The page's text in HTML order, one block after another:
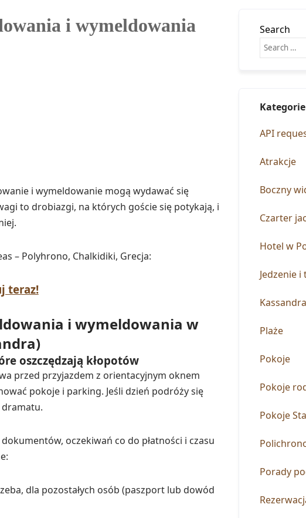
i wymeldowania
i wymeldowanie mogą wydawać się
to drobiazgi, na których goście się potykają, i
– Polyhrono, Chalkidiki, Grecja:
teraz!
i wymeldowania w
oszczędzają kłopotów
przed przyjazdem z orientacyjnym oknem
pokoje i parking. Jeśli dzień podróży się
dramatu.
oczekiwań co do płatności i czasu
dla pozostałych osób (paszport lub dowód
Search
Kategorie
API
Atrakcje
Boczny
Czarter
Hotel w
Jedzenie
Plaże
Pokoje
Pokoje
Pokoje
Porady